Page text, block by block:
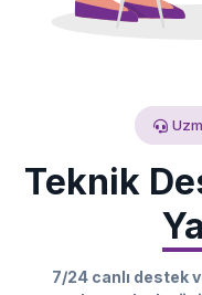
Teknik
7/24 canlı destek